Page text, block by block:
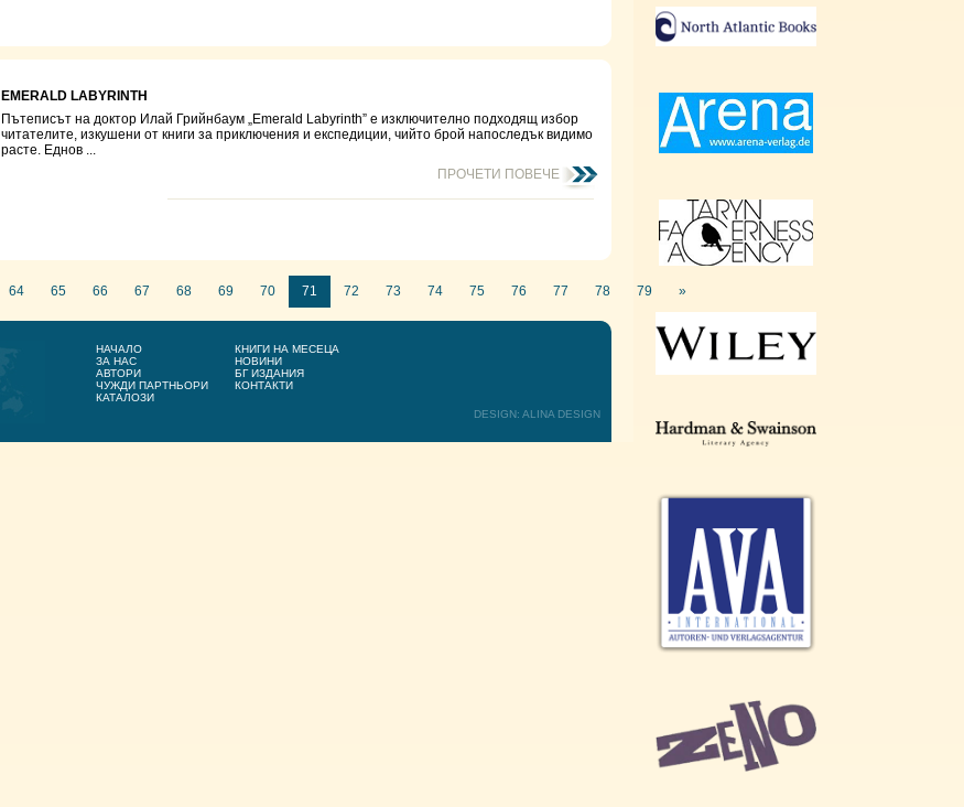
EMERALD LABYRINTH
Пътеписът на доктор Илай Грийнбаум „Emerald Labyrinth” e изключително подходящ избор
читателите, изкушени от книги за приключения и експедиции, чийто брой напослeдък видимо
расте. Еднов ...
ПРОЧЕТИ ПОВЕЧЕ
64 65 66 67 68 69 70 71 72 73 74 75 76 77 78 79 »
НАЧАЛО
ЗА НАС
АВТОРИ
ЧУЖДИ ПАРТНЬОРИ
КАТАЛОЗИ
КНИГИ НА МЕСЕЦА
НОВИНИ
БГ ИЗДАНИЯ
КОНТАКТИ
DESIGN: ALINA DESIGN